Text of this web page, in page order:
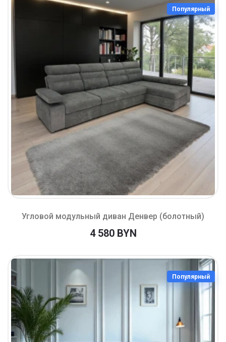
Популярный
Угловой модульный диван Денвер (болотный)
4 580 BYN
Популярный